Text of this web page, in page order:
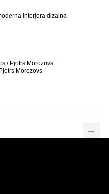
interjera dizaina
/ Pjotrs Morozovs
Morozovs